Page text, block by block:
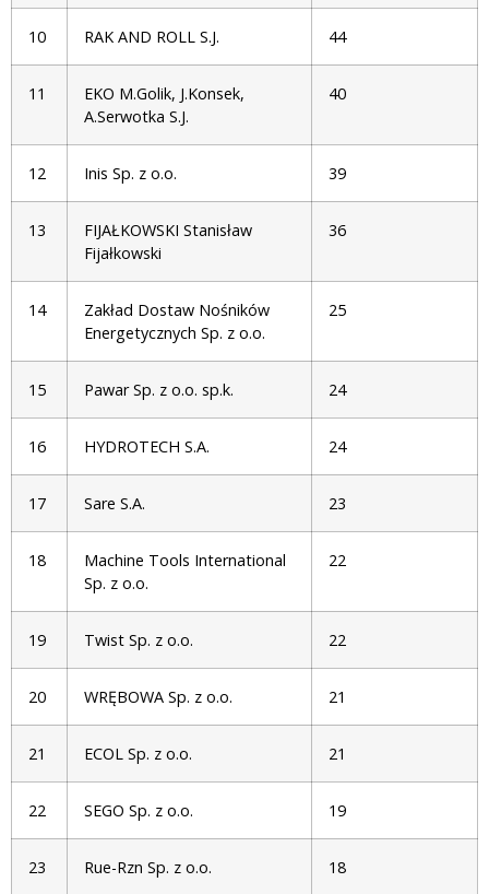
10 RAK AND ROLL S.J. 44
11
EKO M.Golik, J.Konsek,
A.Serwotka S.J.
40
12 Inis Sp. z o.o. 39
13
FIJAŁKOWSKI Stanisław
Fijałkowski
36
14
Zakład Dostaw Nośników
Energetycznych Sp. z o.o.
25
15 Pawar Sp. z o.o. sp.k. 24
16 HYDROTECH S.A. 24
17 Sare S.A. 23
18
Machine Tools International
Sp. z o.o.
22
19 Twist Sp. z o.o. 22
20 WRĘBOWA Sp. z o.o. 21
21 ECOL Sp. z o.o. 21
22 SEGO Sp. z o.o. 19
23 Rue-Rzn Sp. z o.o. 18